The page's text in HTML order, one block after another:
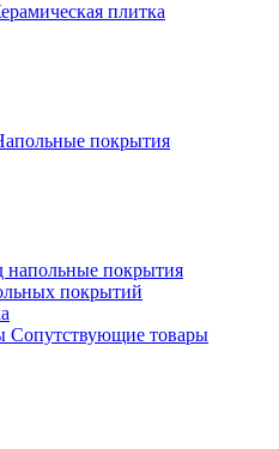
плитка
покрытия
напольные покрытия
покрытий
Сопутствующие товары